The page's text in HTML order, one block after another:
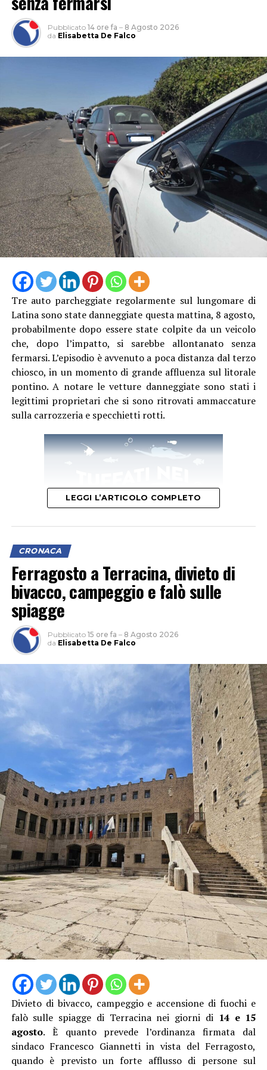
Pubblicato 14 ore fa – 8 Agosto 2026
da Elisabetta De Falco
Tre auto parcheggiate regolarmente sul lungomare di
Latina sono state danneggiate questa mattina, 8 agosto,
probabilmente dopo essere state colpite da un veicolo
che, dopo l’impatto, si sarebbe allontanato senza
fermarsi. L’episodio è avvenuto a poca distanza dal terzo
chiosco, in un momento di grande affluenza sul litorale
pontino. A notare le vetture danneggiate sono stati i
legittimi proprietari che si sono ritrovati ammaccature
sulla carrozzeria e specchietti rotti.
L’ipotesi è quella di un veicolo finito contro le tre auto,
il cui conducente non si sarebbe fermato dopo l’impatto
per verificare i danni né per lasciare i propri dati,
facendo perdere le proprie tracce.
La proprietaria di una delle vetture coinvolte ha
denunciato l’accaduto anche attraverso un video
pubblicato sui social, nella speranza di poter raccogliere
informazioni utili a ricostruire quanto accaduto e
individuare il responsabile.
Al momento, infatti, non risulta che qualcuno abbia
assistito direttamente all’incidente, nonostante il
lungomare fosse particolarmente affollato proprio
nell’ora di punta del sabato.
LEGGI L’ARTICOLO COMPLETO
CRONACA
Ferragosto a Terracina, divieto di
bivacco, campeggio e falò sulle
spiagge
Pubblicato 15 ore fa – 8 Agosto 2026
da Elisabetta De Falco
Divieto di bivacco, campeggio e accensione di fuochi e
falò sulle spiagge di Terracina nei giorni di 14 e 15
agosto. È quanto prevede l’ordinanza firmata dal
sindaco Francesco Giannetti in vista del Ferragosto,
quando è previsto un forte afflusso di persone sul